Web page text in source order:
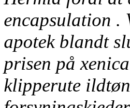
encapsulation
apotekblandt
prisen på
klipperute